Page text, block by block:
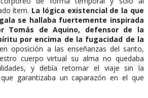
ítem. La lógica existencial de la que
se hallaba fuertemente inspirada
Tomás de Aquino, defensor de la
por encima de la fugacidad de la
oposición a las enseñanzas del santo,
cuerpo virtual su alma no quedaba
y debía retomar el viaje sin la
garantizaba un caparazón en el que